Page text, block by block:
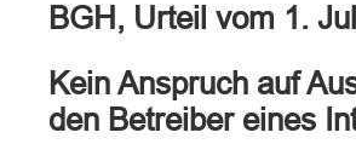
BGH, Urteil vom 1.
Kein Anspruch auf
den Betreiber eines